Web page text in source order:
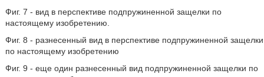
Фиг. 7 - вид в перспективе подпружиненной защелки по
настоящему изобретению.
Фиг. 8 - разнесенный вид в перспективе подпружиненной защелки
по настоящему изобретению
Фиг. 9 - еще один разнесенный вид подпружиненной защелки по